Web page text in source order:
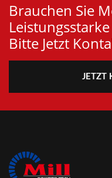
Brauchen Sie
Bitte Jetzt
JETZT